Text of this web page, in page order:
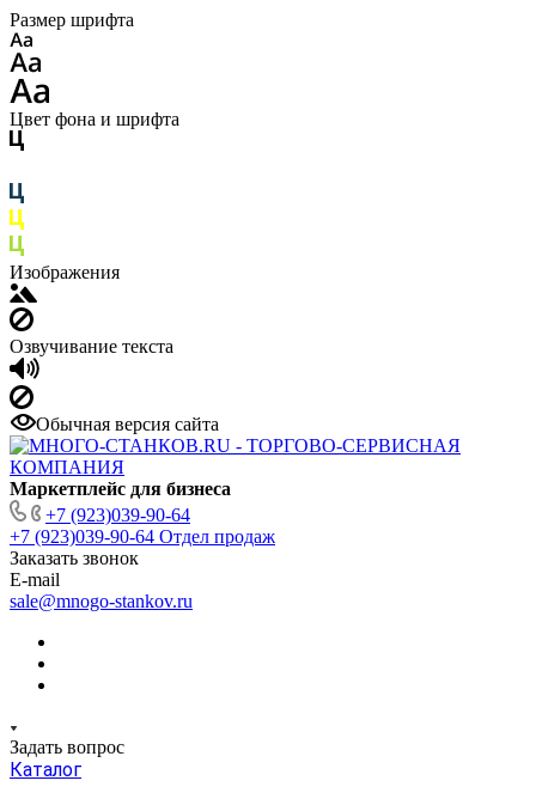
Размер шрифта
Цвет фона и шрифта
Изображения
Озвучивание текста
Обычная версия сайта
Маркетплейс для бизнеса
+7 (923)039-90-64
+7 (923)039-90-64 Отдел продаж
Заказать звонок
E-mail
sale@mnogo-stankov.ru
Задать вопрос
Каталог